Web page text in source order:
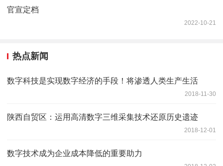
官宣定档
2022-10-21
热点新闻
数字科技是实现数字经济的手段！将渗透人类生产生活
2018-11-30
陕西自贸区：运用高清数字三维采集技术还原历史遗迹
2018-12-01
数字技术成为企业成本降低的重要助力